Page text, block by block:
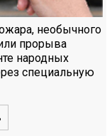
необычного
прорыва
народных
специальную